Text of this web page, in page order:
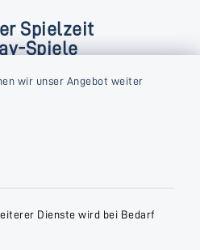
wir unser Angebot weiter
Dienste wird bei Bedarf
Spielzeit
Spiele